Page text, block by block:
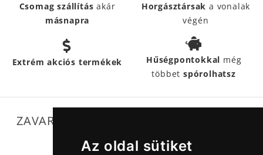
Az oldal sütiket
Csomag szállításakár
másnapra
Horgásztársak a vonalak
végén
Extrém akciós termékek Hűségpontokkal még
többetspórolhatsz
ZAVARTALAN MŰKÖDÉSÜNKET SEGÍTIK